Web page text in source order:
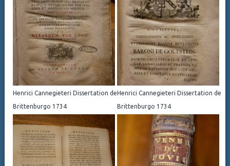
Henrici Cannegieteri Dissertation de
Brittenburgo 1734
Henrici Cannegieteri Dissertation de
Brittenburgo 1734